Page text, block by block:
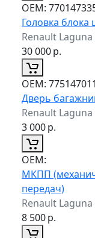
ОЕМ:
Головка блока
Renault
30 000р.
ОЕМ:
Дверь
Renault
3 000р.
ОЕМ:
МКПП
передач)
Renault
8 500р.